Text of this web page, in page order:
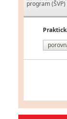
program (ŠVP)